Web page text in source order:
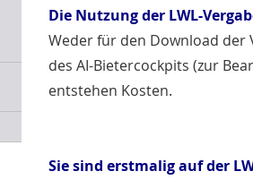
Die Nutzung der LWL-
Weder für den Download
des AI-Bietercockpits (zur
entstehen Kosten.
Sie sind erstmalig auf der